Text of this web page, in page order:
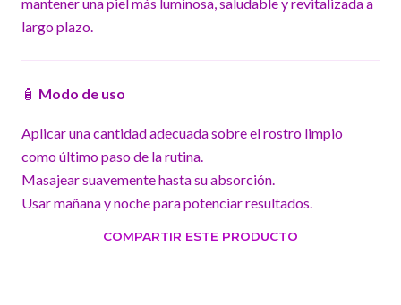
largo plazo.
🧴 Modo de uso
Aplicar una cantidad adecuada sobre el rostro limpio
como último paso de la rutina.
Masajear suavemente hasta su absorción.
Usar mañana y noche para potenciar resultados.
COMPARTIR ESTE PRODUCTO